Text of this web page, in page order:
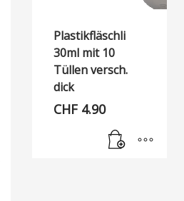
Plastikfläschli
30ml mit 10
Tüllen versch.
dick
CHF4.90